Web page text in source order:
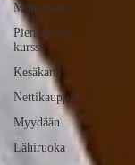
Munapuoti
Pienkanala-
kurssi
Kesäkana
Nettikauppa
Myydään
Lähiruoka